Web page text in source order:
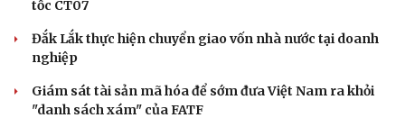
tốc CT07
Đắk Lắk thực hiện chuyển giao vốn nhà nước tại doanh
nghiệp
Giám sát tài sản mã hóa để sớm đưa Việt Nam ra khỏi
"danh sách xám" của FATF